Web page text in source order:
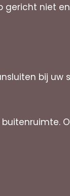
niet
bij uw